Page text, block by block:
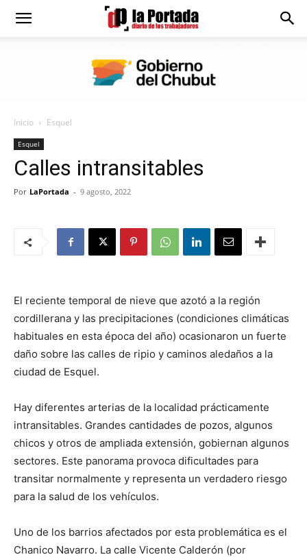
Diario
Portada
Inicio Esquel
Esquel
Calles intransitables
Por LaPortada - 9 agosto, 2022
El reciente temporal de nieve que azotó a la región
cordillerana y las precipitaciones (condiciones climáticas
habituales en esta época del año) ocasionaron un fuerte
daño sobre las calles de ripio y caminos aledaños a la
ciudad de Esquel.
Hay diferentes arterias de la localidad prácticamente
intransitables. Grandes cantidades de pozos, algunos
chicos y otros de ampliada extensión, gobiernan algunos
sectores. Este panorama provoca dificultades para
transitar normalmente y representa un verdadero riesgo
para la salud de los vehículos.
Uno de los barrios afectados por esta problemática es el
Chanico Navarro. La calle Vicente Calderón (por